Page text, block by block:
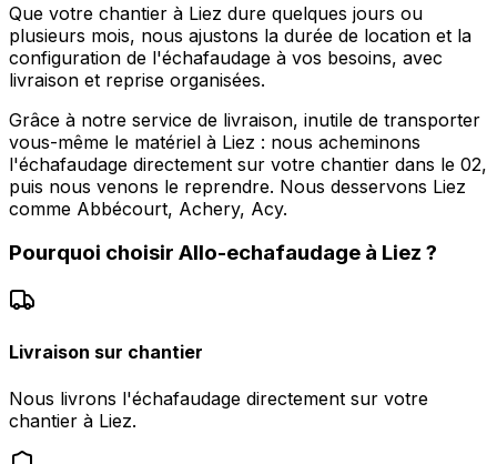
Que votre chantier à Liez dure quelques jours ou
plusieurs mois, nous ajustons la durée de location et la
configuration de l'échafaudage à vos besoins, avec
livraison et reprise organisées.
Grâce à notre service de livraison, inutile de transporter
vous-même le matériel à Liez : nous acheminons
l'échafaudage directement sur votre chantier dans le 02,
puis nous venons le reprendre. Nous desservons Liez
comme Abbécourt, Achery, Acy.
Pourquoi choisir Allo-echafaudage à Liez ?
Livraison sur chantier
Nous livrons l'échafaudage directement sur votre
chantier à Liez.